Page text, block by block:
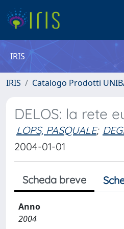
IRIS
IRIS Catalogo Prodotti
DELOS: la rete
LOPS, PASQUALE;
2004-01-01
Scheda breve
Anno
2004